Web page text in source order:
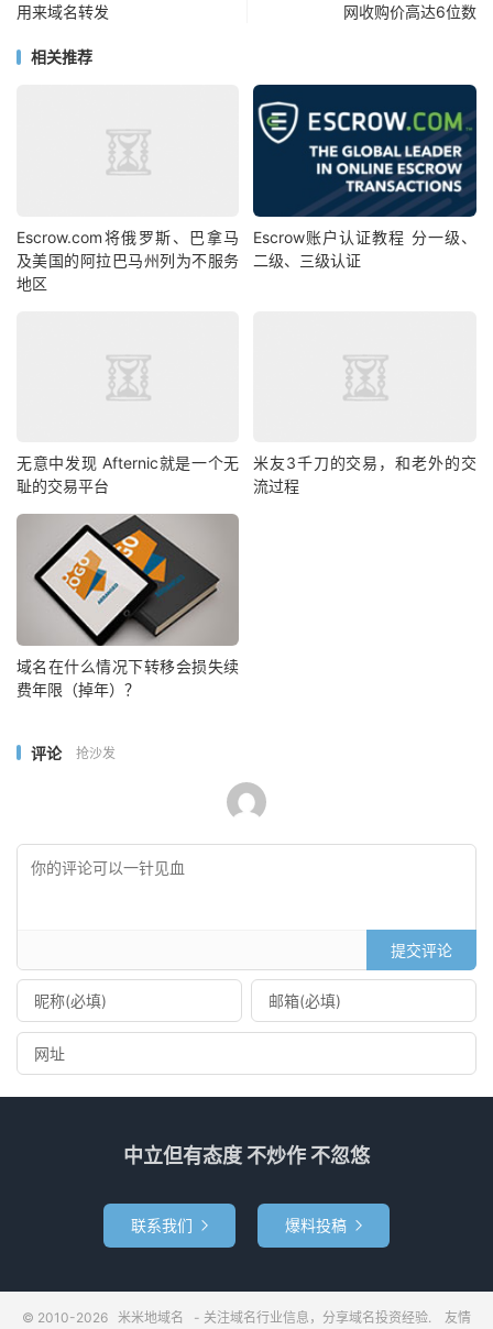
用来域名转发
网收购价高达6位数
相关推荐
Escrow.com将俄罗斯、巴拿马
及美国的阿拉巴马州列为不服务
地区
Escrow账户认证教程 分一级、
二级、三级认证
无意中发现 Afternic就是一个无
耻的交易平台
米友3千刀的交易，和老外的交
流过程
域名在什么情况下转移会损失续
费年限（掉年）？
评论 抢沙发
提交评论
中立但有态度 不炒作 不忽悠
联系我们  爆料投稿 
© 2010-2026 米米地域名 - 关注域名行业信息，分享域名投资经验. 友情